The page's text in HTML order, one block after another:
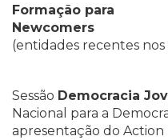
Formação para
Newcomers
(entidades recentes nos
Sessão Democracia
Nacional para a
apresentação do Action